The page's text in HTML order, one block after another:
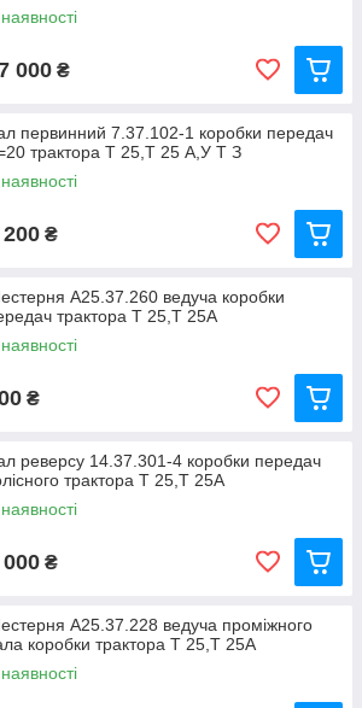
000 ₴
первинний 7.37.102-1 коробки передач
трактора Т 25,Т 25 А,У Т З
200 ₴
А25.37.260 ведуча коробки
трактора Т 25,Т 25А
₴
реверсу 14.37.301-4 коробки передач
трактора Т 25,Т 25А
000 ₴
А25.37.228 ведуча проміжного
коробки трактора Т 25,Т 25А